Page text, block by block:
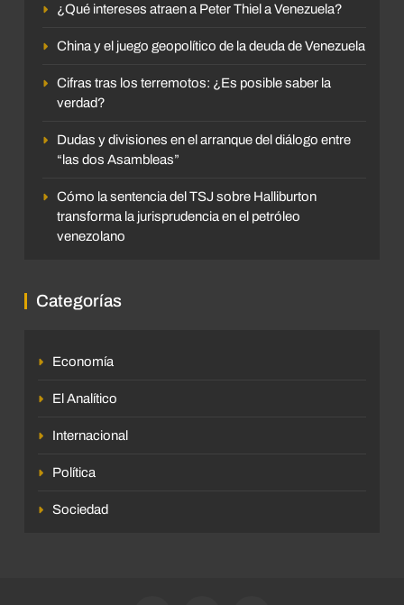
¿Qué intereses atraen a Peter Thiel a Venezuela?
China y el juego geopolítico de la deuda de Venezuela
Cifras tras los terremotos: ¿Es posible saber la
verdad?
Dudas y divisiones en el arranque del diálogo entre
“las dos Asambleas”
Cómo la sentencia del TSJ sobre Halliburton
transforma la jurisprudencia en el petróleo
venezolano
Categorías
Economía
El Analítico
Internacional
Política
Sociedad